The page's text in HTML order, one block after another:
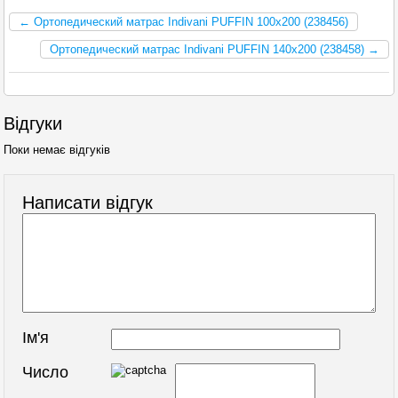
← Ортопедический матрас Indivani PUFFIN 100x200 (238456)
Ортопедический матрас Indivani PUFFIN 140x200 (238458) →
Відгуки
Поки немає відгуків
Написати відгук
Ім'я
Число